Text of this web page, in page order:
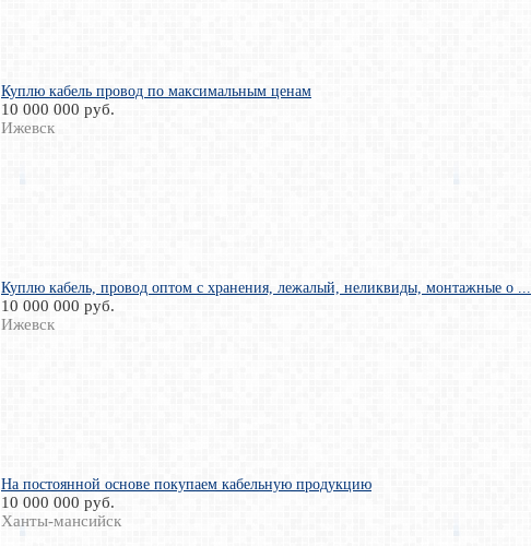
Куплю кaбeль провод по максимальным ценам
10 000 000 руб.
Ижевск
Куплю кабель, провод оптом с хранения, лежалый, неликвиды, монтажные о ...
10 000 000 руб.
Ижевск
На постоянной основе покупаем кабельную продукцию
10 000 000 руб.
Ханты-мансийск